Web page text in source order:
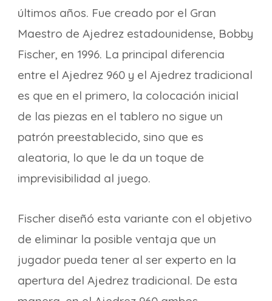
últimos años. Fue creado por el Gran
Maestro de Ajedrez estadounidense, Bobby
Fischer, en 1996. La principal diferencia
entre el Ajedrez 960 y el Ajedrez tradicional
es que en el primero, la colocación inicial
de las piezas en el tablero no sigue un
patrón preestablecido, sino que es
aleatoria, lo que le da un toque de
imprevisibilidad al juego.
Fischer diseñó esta variante con el objetivo
de eliminar la posible ventaja que un
jugador pueda tener al ser experto en la
apertura del Ajedrez tradicional. De esta